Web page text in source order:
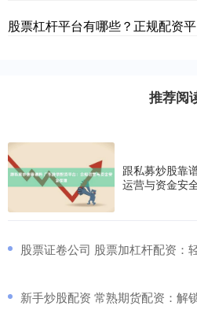
股票杠杆平台有哪些？正规配资
推荐阅
跟私募炒股靠
运营与资金安
股票证卷公司 股票加杠杆配资：
新手炒股配资 常熟期货配资：解